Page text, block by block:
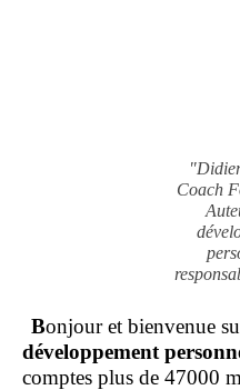
Coach
Bonjour et bienvenue
développement
comptes plus de 47000